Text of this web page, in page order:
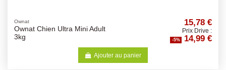
Ownat
Ownat Chien Ultra Mini Adult
3kg
15,78 €
Prix Drive :
-5% 14,99 €
Ajouter au panier